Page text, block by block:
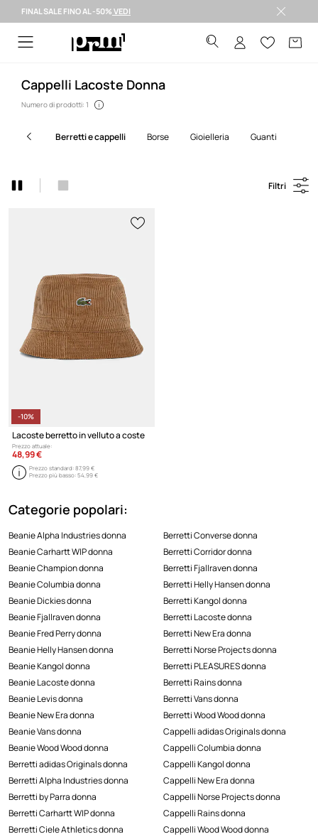
Spedizione entro 24 ore >
FINAL SALE FINO AL -50% VEDI
Cappelli Lacoste Donna
Numero di prodotti: 1
berretti e cappelli borse gioielleria guanti
Filtri
-10%
Lacoste berretto in velluto a coste
Prezzo attuale:
48,99 €
Prezzo standard:87,99 €
Prezzo più basso:54,99 €
Categorie popolari:
Beanie Alpha Industries donna
Beanie Carhartt WIP donna
Beanie Champion donna
Beanie Columbia donna
Beanie Dickies donna
Beanie Fjallraven donna
Beanie Fred Perry donna
Beanie Helly Hansen donna
Beanie Kangol donna
Beanie Lacoste donna
Beanie Levis donna
Beanie New Era donna
Beanie Vans donna
Beanie Wood Wood donna
Berretti adidas Originals donna
Berretti Alpha Industries donna
Berretti by Parra donna
Berretti Carhartt WIP donna
Berretti Ciele Athletics donna
Berretti Converse donna
Berretti Corridor donna
Berretti Fjallraven donna
Berretti Helly Hansen donna
Berretti Kangol donna
Berretti Lacoste donna
Berretti New Era donna
Berretti Norse Projects donna
Berretti PLEASURES donna
Berretti Rains donna
Berretti Vans donna
Berretti Wood Wood donna
Cappelli adidas Originals donna
Cappelli Columbia donna
Cappelli Kangol donna
Cappelli New Era donna
Cappelli Norse Projects donna
Cappelli Rains donna
Cappelli Wood Wood donna